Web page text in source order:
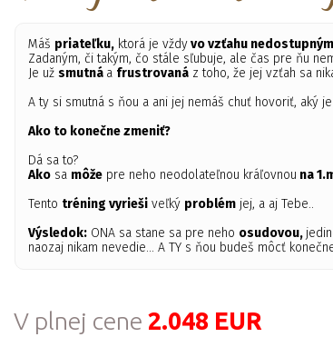
Máš priateľku, ktorá je vždyvo vzťahu
Zadaným, či takým, čo stále sľubuje, ale čas pre ňu
Je užsmutná a frustrovaná z toho, že jej vzťah sa
A ty si smutná s ňou a ani jej nemáš chuť hovoriť, aký
Ako to konečne zmeniť?
Dá sa to?
Ako sa môže pre neho neodolateľnou kráľovnou na
Tento tréning vyrieši veľký problém jej, a aj Tebe..
Výsledok: ONA sa stane sa pre neho osudovou,
naozaj nikam nevedie... A TY s ňou budeš môcť
V plnej cene 2.048 EUR